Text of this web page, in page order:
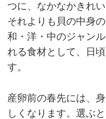
つに、なかなかきれ
それよりも貝の中身
和・洋・中のジャン
れる食材として、日
す。
産卵前の春先には、
しくなります。選ぶ